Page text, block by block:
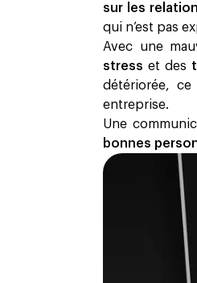
sur les
qui n’est pas
Avec une
stresset des
détériorée,
entreprise.
Une
bonnes